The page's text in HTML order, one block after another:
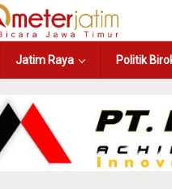
Jatim Raya Politik